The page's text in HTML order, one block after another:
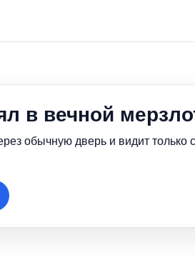
в вечной
обычную дверь и видит только